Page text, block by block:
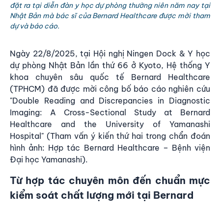
đặt ra tại diễn đàn y học dự phòng thường niên năm nay tại
Nhật Bản mà bác sĩ của Bernard Healthcare được mời tham
dự và báo cáo.
Ngày 22/8/2025, tại Hội nghị Ningen Dock & Y học
dự phòng Nhật Bản lần thứ 66 ở Kyoto, Hệ thống Y
khoa chuyên sâu quốc tế
Bernard Healthcare
(TPHCM) đã được mời công bố báo cáo nghiên cứu
"Double Reading and Discrepancies in Diagnostic
Imaging: A Cross-Sectional Study at Bernard
Healthcare and the University of Yamanashi
Hospital" (Tham vấn ý kiến thứ hai trong chẩn đoán
hình ảnh: Hợp tác Bernard Healthcare – Bệnh viện
Đại học Yamanashi).
Từ hợp tác chuyên môn đến chuẩn mực
kiểm soát chất lượng mới tại Bernard